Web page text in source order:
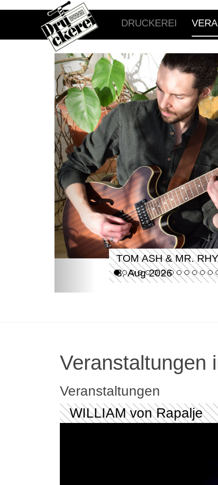
DRUCKEREI
TOM ASH & MR.
8. Aug 2026
Veranstaltungen
Veranstaltungen
WILLIAM von Rapalje